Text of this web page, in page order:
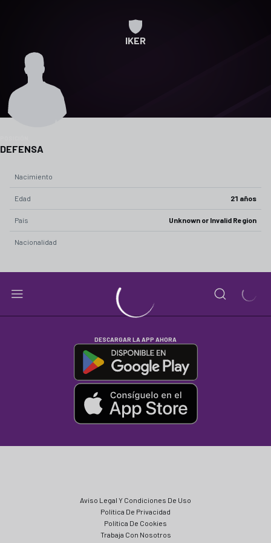
IKER
DEFENSA
Nacimiento
Edad 21 años
País Unknown or Invalid Region
Nacionalidad
DESCARGAR LA APP AHORA
Aviso Legal Y Condiciones De Uso
Política De Privacidad
Política De Cookies
Trabaja Con Nosotros